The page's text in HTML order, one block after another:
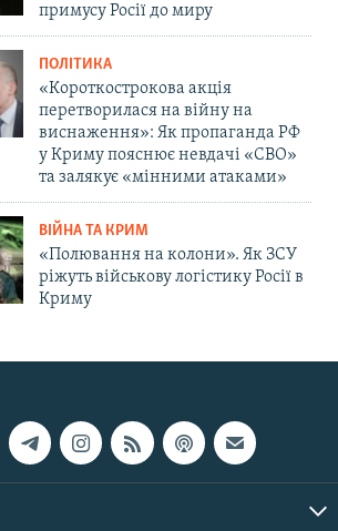
примусу Росії до миру
ПОЛІТИКА
«Короткострокова акція
перетворилася на війну на
виснаження»: Як пропаганда РФ
у Криму пояснює невдачі «СВО»
та залякує «мінними атаками»
ВІЙНА ТА КРИМ
«Полювання на колони». Як ЗСУ
ріжуть військову логістику Росії в
Криму